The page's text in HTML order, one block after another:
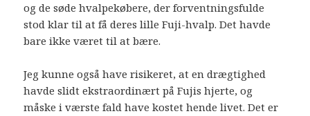
og de søde hvalpekøbere, der forventningsfulde
stod klar til at få deres lille Fuji-hvalp. Det havde
bare ikke været til at bære.
Jeg kunne også have risikeret, at en drægtighed
havde slidt ekstraordinært på Fujis hjerte, og
måske i værste fald have kostet hende livet. Det er